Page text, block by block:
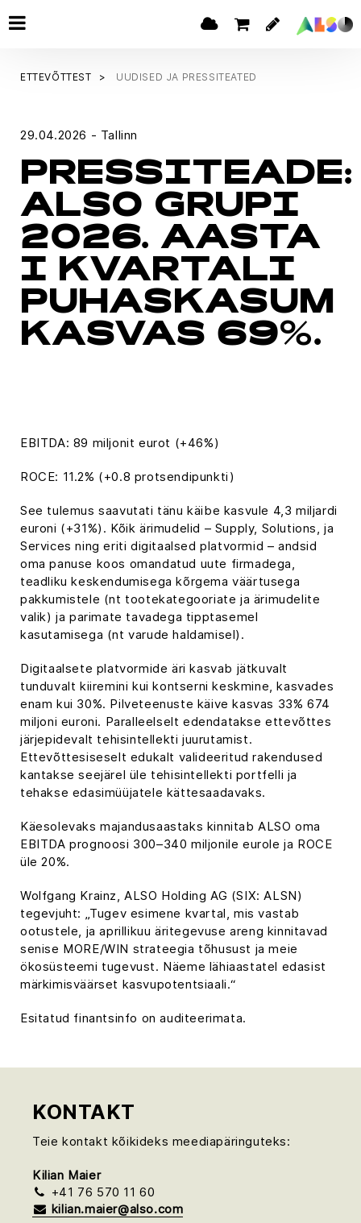
ETTEVÕTTEST UUDISED JA PRESSITEATED
29.04.2026 - Tallinn
PRESSITEADE:
ALSO GRUPI
2026. AASTA
I KVARTALI
PUHASKASUM
KASVAS 69%.
EBITDA: 89 miljonit eurot (+46%)
ROCE: 11.2% (+0.8 protsendipunkti)
See tulemus saavutati tänu käibe kasvule 4,3 miljardi
euroni (+31%). Kõik ärimudelid – Supply, Solutions, ja
Services ning eriti digitaalsed platvormid – andsid
oma panuse koos omandatud uute firmadega,
teadliku keskendumisega kõrgema väärtusega
pakkumistele (nt tootekategooriate ja ärimudelite
valik) ja parimate tavadega tipptasemel
kasutamisega (nt varude haldamisel).
Digitaalsete platvormide äri kasvab jätkuvalt
tunduvalt kiiremini kui kontserni keskmine, kasvades
enam kui 30%. Pilveteenuste käive kasvas 33% 674
miljoni euroni. Paralleelselt edendatakse ettevõttes
järjepidevalt tehisintellekti juurutamist.
Ettevõttesiseselt edukalt valideeritud rakendused
kantakse seejärel üle tehisintellekti portfelli ja
tehakse edasimüüjatele kättesaadavaks.
Käesolevaks majandusaastaks kinnitab ALSO oma
EBITDA prognoosi 300–340 miljonile eurole ja ROCE
üle 20%.
Wolfgang Krainz, ALSO Holding AG (SIX: ALSN)
tegevjuht: „Tugev esimene kvartal, mis vastab
ootustele, ja aprillikuu äritegevuse areng kinnitavad
senise MORE/WIN strateegia tõhusust ja meie
ökosüsteemi tugevust. Näeme lähiaastatel edasist
märkimisväärset kasvupotentsiaali.“
Esitatud finantsinfo on auditeerimata.
KONTAKT
Teie kontakt kõikideks meediapäringuteks:
Kilian Maier
+41 76 570 11 60
kilian.maier@also.com